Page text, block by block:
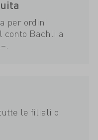
per ordini
Bächli a
le filiali o